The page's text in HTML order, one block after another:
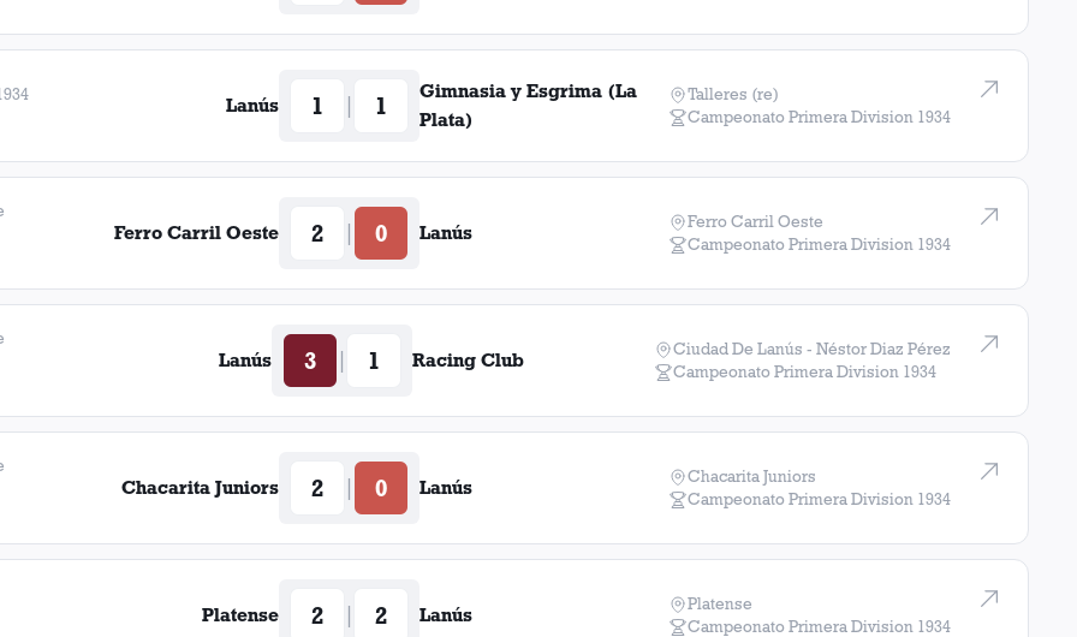
Alberto Lorenzo
Luis Carlos López 3
Juan Meraldi
Leonardo Sandoval
Luis Zubizarreta 2
Oscar Paseggi
Lanús 1 1
Gimnasia y Esgrima (La
Plata)
Talleres (re)
Campeonato Primera Division 1934
Ferro Carril Oeste 2 0 Lanús
Ferro Carril Oeste
Campeonato Primera Division 1934
Lanús 3 1 Racing Club
Ciudad De Lanús - Néstor Diaz Pérez
Campeonato Primera Division 1934
Chacarita Juniors 2 0 Lanús
Chacarita Juniors
Campeonato Primera Division 1934
Platense 2 2 Lanús
Platense
Campeonato Primera Division 1934